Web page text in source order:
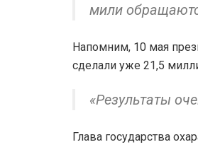
мили
Напомним, 10 мая
сделали уже 21,5
«Результаты
Глава государства